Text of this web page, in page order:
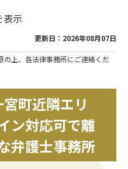
表示
更新日：2026年08月07日
の上、各法律事務所にご連絡くだ
町近隣エリ
ン対応可で離
弁護士事務所